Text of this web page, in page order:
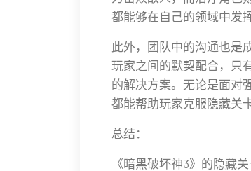
都能够在自己的领域中发
此外，团队中的沟通也是
玩家之间的默契配合，只
的解决方案。无论是面对
都能帮助玩家克服隐藏关
总结：
《暗黑破坏神3》的隐藏